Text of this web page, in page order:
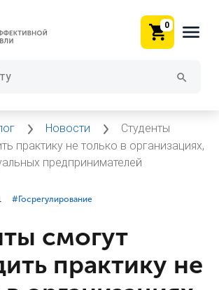
0
Новости
Студенты
практику не только в организациях,
предпринимателей
#⁣Госрегулирование
смогут
практику не